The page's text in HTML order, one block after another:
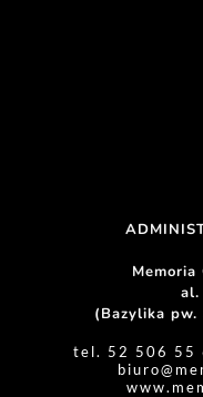
Memoria
al.
(Bazylika pw.
tel. 52 506 55
biuro